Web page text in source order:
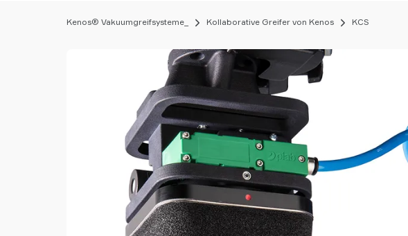
Kenos® Vakuumgreifsysteme_ Kollaborative Greifer von Kenos KCS